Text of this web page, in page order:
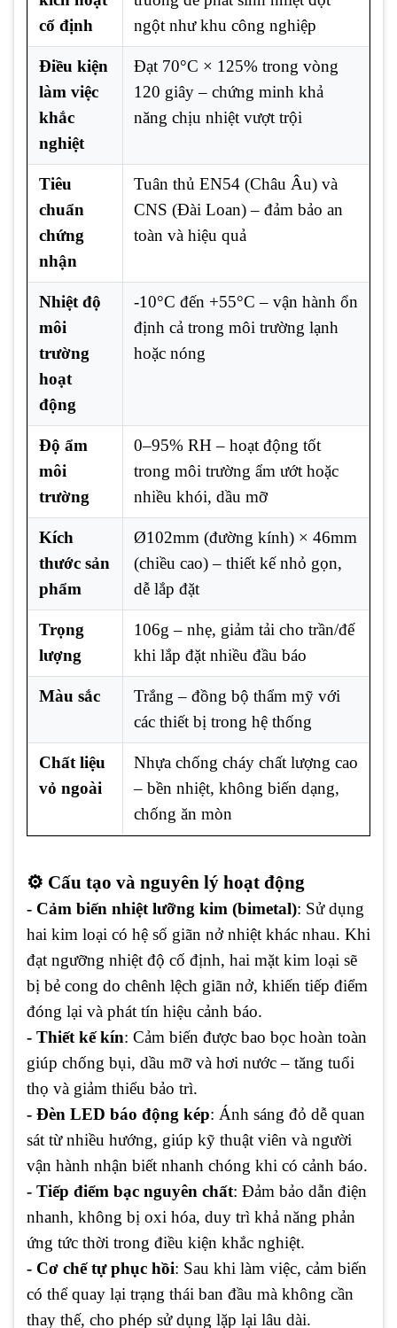
cố định
ngột như khu công nghiệp
Điều kiện
làm việc
khắc
nghiệt
Đạt 70°C × 125% trong vòng
120 giây – chứng minh khả
năng chịu nhiệt vượt trội
Tiêu
chuẩn
chứng
nhận
Tuân thủ EN54 (Châu Âu) và
CNS (Đài Loan) – đảm bảo an
toàn và hiệu quả
Nhiệt độ
môi
trường
hoạt
động
-10°C đến +55°C – vận hành ổn
định cả trong môi trường lạnh
hoặc nóng
Độ ẩm
môi
trường
0–95% RH – hoạt động tốt
trong môi trường ẩm ướt hoặc
nhiều khói, dầu mỡ
Kích
thước sản
phẩm
Ø102mm (đường kính) × 46mm
(chiều cao) – thiết kế nhỏ gọn,
dễ lắp đặt
Trọng
lượng
106g – nhẹ, giảm tải cho trần/đế
khi lắp đặt nhiều đầu báo
Màu sắc
Trắng – đồng bộ thẩm mỹ với
các thiết bị trong hệ thống
Chất liệu
vỏ ngoài
Nhựa chống cháy chất lượng cao
– bền nhiệt, không biến dạng,
chống ăn mòn
⚙️ Cấu tạo và nguyên lý hoạt động
- Cảm biến nhiệt lưỡng kim (bimetal): Sử dụng
hai kim loại có hệ số giãn nở nhiệt khác nhau. Khi
đạt ngưỡng nhiệt độ cố định, hai mặt kim loại sẽ
bị bẻ cong do chênh lệch giãn nở, khiến tiếp điểm
đóng lại và phát tín hiệu cảnh báo.
- Thiết kế kín: Cảm biến được bao bọc hoàn toàn
giúp chống bụi, dầu mỡ và hơi nước – tăng tuổi
thọ và giảm thiểu bảo trì.
- Đèn LED báo động kép: Ánh sáng đỏ dễ quan
sát từ nhiều hướng, giúp kỹ thuật viên và người
vận hành nhận biết nhanh chóng khi có cảnh báo.
- Tiếp điểm bạc nguyên chất: Đảm bảo dẫn điện
nhanh, không bị oxi hóa, duy trì khả năng phản
ứng tức thời trong điều kiện khắc nghiệt.
- Cơ chế tự phục hồi: Sau khi làm việc, cảm biến
có thể quay lại trạng thái ban đầu mà không cần
thay thế, cho phép sử dụng lặp lại lâu dài.